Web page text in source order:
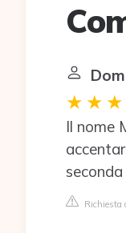
Il nome
Richiesta